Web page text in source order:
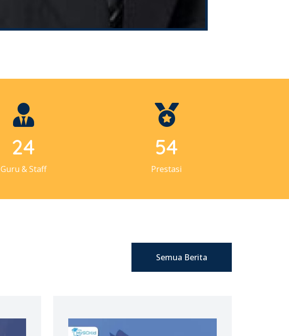
25
Guru & Staff
57
Prestasi
Semua Berita